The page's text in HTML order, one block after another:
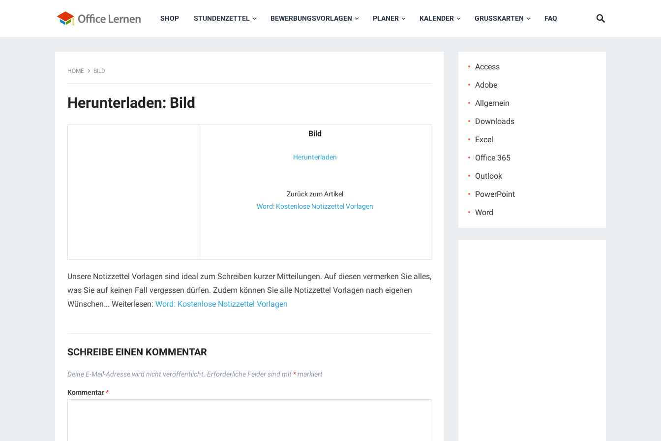
SHOP STUNDENZETTEL BEWERBUNGSVORLAGEN PLANER KALENDER GRUSSKARTEN FAQ
HOME BILD
Herunterladen: Bild
Bild
Herunterladen
Zurück zum Artikel
Word: Kostenlose Notizzettel Vorlagen
Unsere Notizzettel Vorlagen sind ideal zum Schreiben kurzer Mitteilungen. Auf diesen vermerken Sie alles,
was Sie auf keinen Fall vergessen dürfen. Zudem können Sie alle Notizzettel Vorlagen nach eigenen
Wünschen... Weiterlesen: Word: Kostenlose Notizzettel Vorlagen
SCHREIBE EINEN KOMMENTAR
Deine E-Mail-Adresse wird nicht veröffentlicht. Erforderliche Felder sind mit *markiert
Kommentar*
Access
Adobe
Allgemein
Downloads
Excel
Office 365
Outlook
PowerPoint
Word